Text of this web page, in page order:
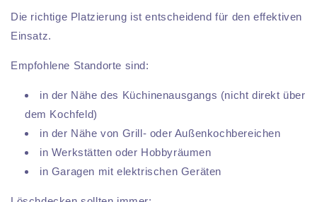
Die richtige Platzierung ist entscheidend für den effektiven
Einsatz.
Empfohlene Standorte sind:
in der Nähe des Küchinenausgangs (nicht direkt über
dem Kochfeld)
in der Nähe von Grill- oder Außenkochbereichen
in Werkstätten oder Hobbyräumen
in Garagen mit elektrischen Geräten